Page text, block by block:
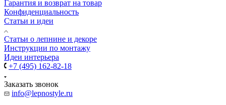
Гарантия и возврат на товар
Конфиденциальность
Статьи и идеи
Cтатьи о лепнине и декоре
Инструкции по монтажу
Идеи интерьера
+7 (495) 162-82-18
Заказать звонок
info@lepnostyle.ru